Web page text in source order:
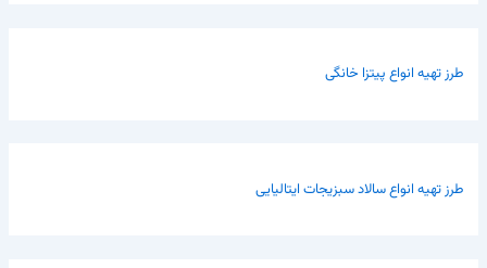
طرز تهیه انواع پیتزا خانگی
طرز تهیه انواع سالاد سبزیجات ایتالیایی